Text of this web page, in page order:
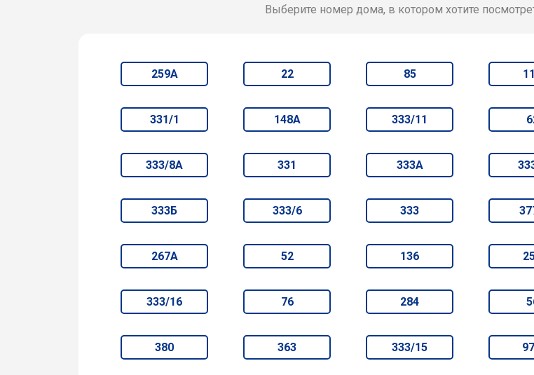
Выберите номер дома, в котором хотите
259А 22 85
331/1 148А 333/11
333/8А 331 333А
333Б 333/6 333
267А 52 136
333/16 76 284
380 363 333/15